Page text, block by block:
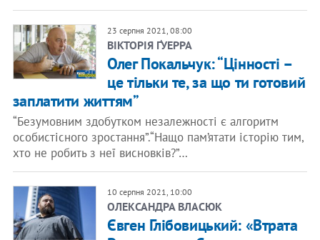
23 серпня 2021, 08:00
ВІКТОРІЯ ҐУЕРРА
Олег Покальчук: “Цінності –
це тільки те, за що ти готовий
заплатити життям”
“Безумовним здобутком незалежності є алгоритм
особистісного зростання”.“Нащо пам’ятати історію тим,
хто не робить з неї висновків?”…
10 серпня 2021, 10:00
ОЛЕКСАНДРА ВЛАСЮК
Євген Глібовицький: «Втрата